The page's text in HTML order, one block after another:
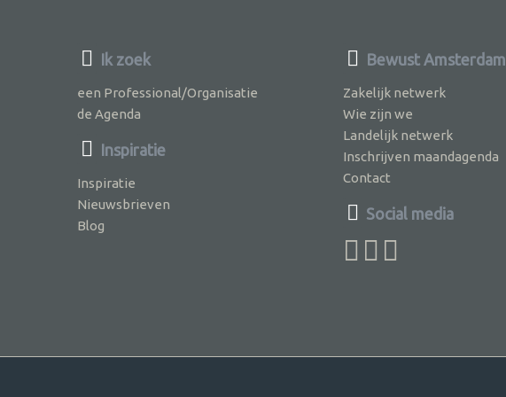
Ik zoek
een Professional/Organisatie
de Agenda
Inspiratie
Inspiratie
Nieuwsbrieven
Blog
Bewust Amsterdam
Zakelijk netwerk
Wie zijn we
Landelijk netwerk
Inschrijven maandagenda
Contact
Social media